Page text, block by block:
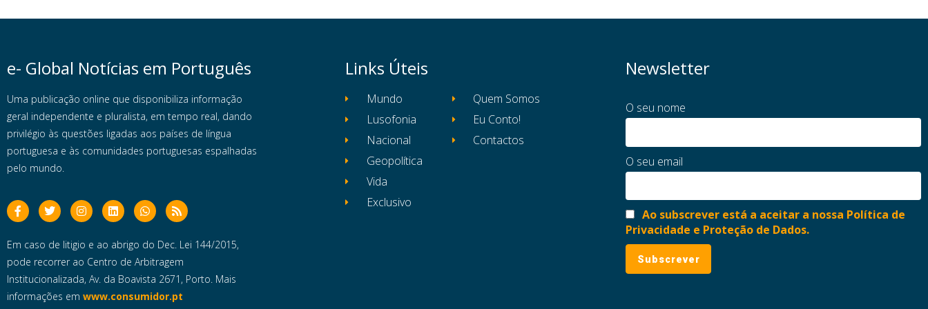
e- Global Notícias em Português
Uma publicação online que disponibiliza informação
geral independente e pluralista, em tempo real, dando
privilégio às questões ligadas aos países de língua
portuguesa e às comunidades portuguesas espalhadas
pelo mundo.
Em caso de litigio e ao abrigo do Dec. Lei 144/2015,
pode recorrer ao Centro de Arbitragem
Institucionalizada, Av. da Boavista 2671, Porto. Mais
informações em www.consumidor.pt
Links Úteis
Mundo
Lusofonia
Nacional
Geopolítica
Vida
Exclusivo
Quem Somos
Eu Conto!
Contactos
Newsletter
O seu nome
O seu email
Ao subscrever está a aceitar a nossa Política de
Privacidade e Proteção de Dados.